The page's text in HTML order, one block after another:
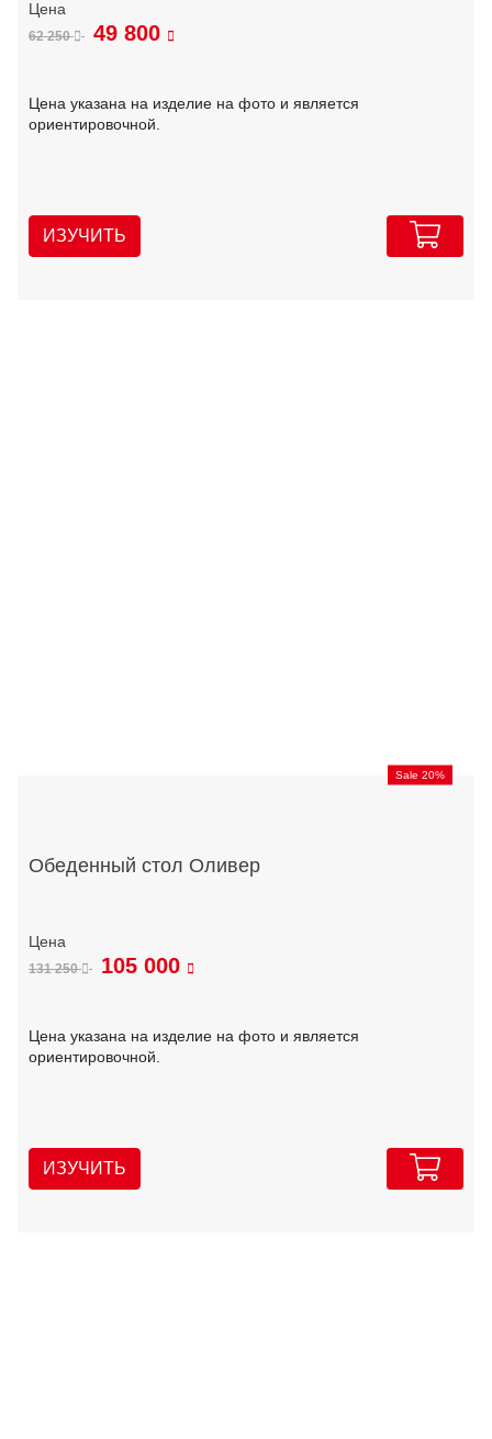
62 250 49 800
Цена указана на изделие на фото и является
ориентировочной.
ИЗУЧИТЬ
Sale 20%
Обеденный стол Оливер
131 250 105 000
Цена указана на изделие на фото и является
ориентировочной.
ИЗУЧИТЬ